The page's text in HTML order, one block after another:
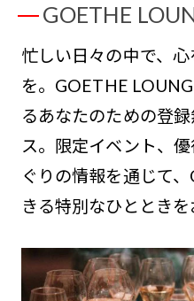
GOETHE
忙しい日々の中で、
を。GOETHE
るあなたのための登
ス。限定イベント、
ぐりの情報を通じて
きる特別なひとときを